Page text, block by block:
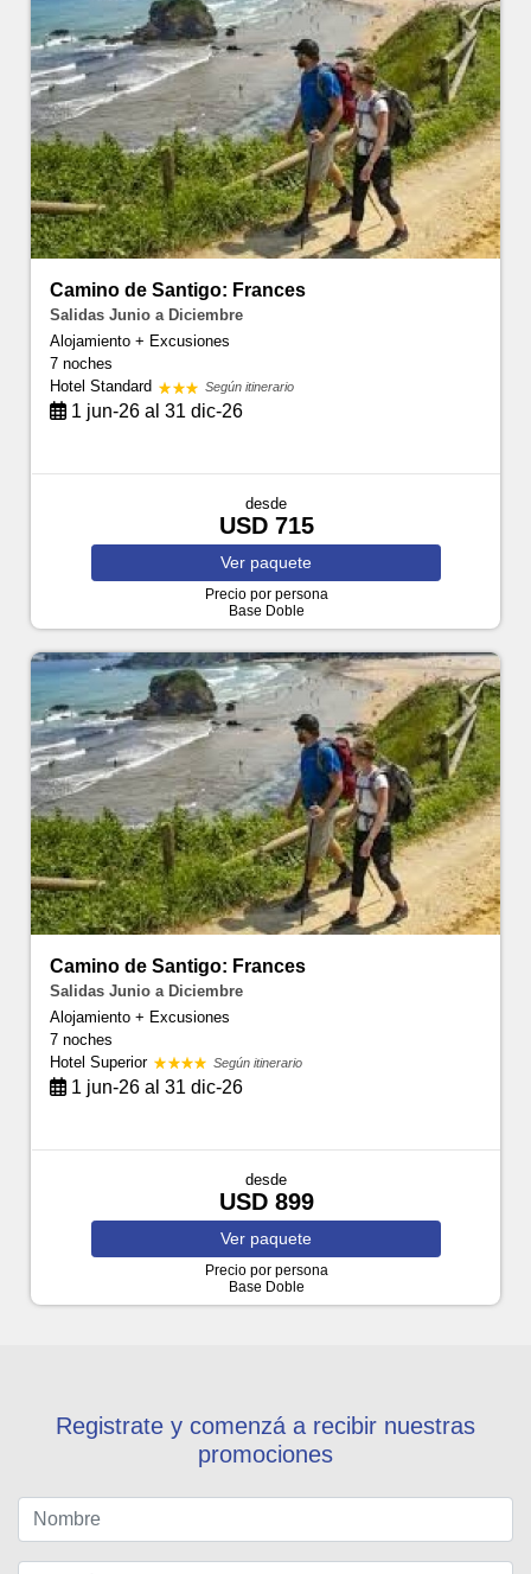
Camino de Santigo: Frances
Salidas Junio a Diciembre
Alojamiento + Excusiones
7 noches
Hotel Standard
Según itinerario
1 jun-26 al 31 dic-26
desde
USD 715
Ver paquete
Precio por persona
Base Doble
Camino de Santigo: Frances
Salidas Junio a Diciembre
Alojamiento + Excusiones
7 noches
Hotel Superior
Según itinerario
1 jun-26 al 31 dic-26
desde
USD 899
Ver paquete
Precio por persona
Base Doble
Registrate y comenzá a recibir nuestras
promociones